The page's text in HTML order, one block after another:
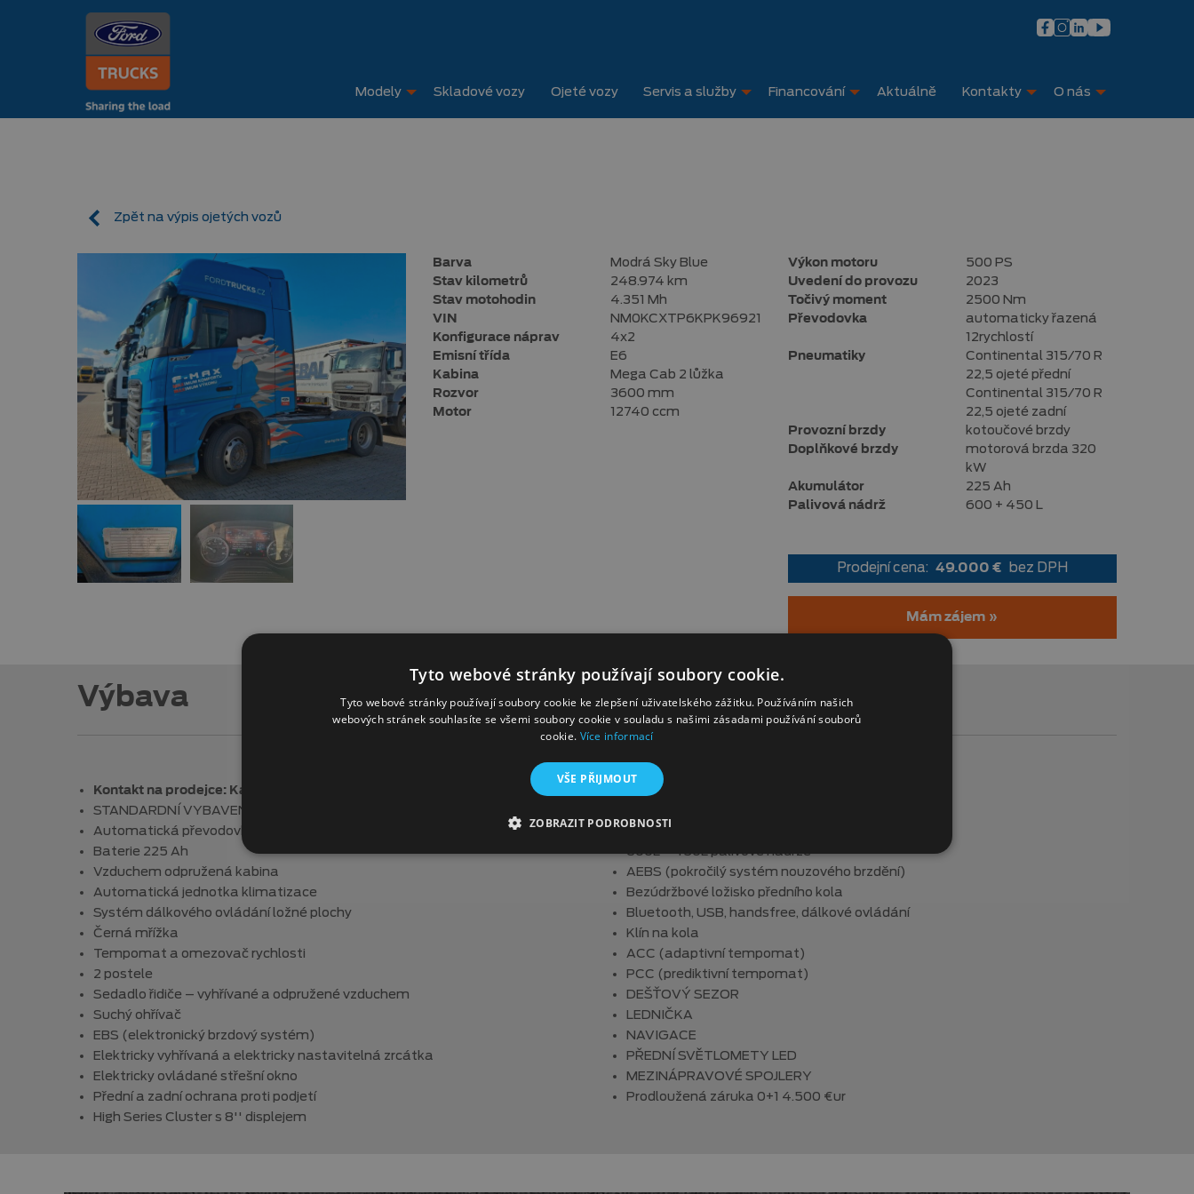
Modely Skladové vozy Ojeté vozy Servis a služby Financování Aktuálně Kontakty O nás
Zpět na výpis ojetých vozů
Barva
Modrá Sky Blue
Stav kilometrů
248.974 km
Stav motohodin
4.351 Mh
VIN
NM0KCXTP6KPK96921
Konfigurace náprav
4x2
Emisní třída
E6
Kabina
Mega Cab 2 lůžka
Rozvor
3600 mm
Motor
12740 ccm
Výkon motoru
500 PS
Uvedení do provozu
2023
Točivý moment
2500 Nm
Převodovka
automaticky řazená
12rychlostí
Pneumatiky
Continental 315/70 R
22,5 ojeté přední
Continental 315/70 R
22,5 ojeté zadní
Provozní brzdy
kotoučové brzdy
Doplňkové brzdy
motorová brzda 320
kW
Akumulátor
225 Ah
Palivová nádrž
600 + 450 L
Prodejní cena: 49.000 € bez DPH
Mám zájem »
Výbava
Kontakt na prodejce: Karel Tovačovský, +420 604 202 239
STANDARDNÍ VYBAVENÍ
Automatická převodovka
Baterie 225 Ah
Vzduchem odpružená kabina
Automatická jednotka klimatizace
Systém dálkového ovládání ložné plochy
Černá mřížka
Tempomat a omezovač rychlosti
2 postele
Sedadlo řidiče – vyhřívané a odpružené vzduchem
Suchý ohřívač
EBS (elektronický brzdový systém)
Elektricky vyhřívaná a elektricky nastavitelná zrcátka
Elektricky ovládané střešní okno
Přední a zadní ochrana proti podjetí
High Series Cluster s 8'' displejem
Systém varování při opuštění jízdního pruhu
Výška točny 1 150 mm
600L + 450L palivové nádrže
AEBS (pokročilý systém nouzového brzdění)
Bezúdržbové ložisko předního kola
Bluetooth, USB, handsfree, dálkové ovládání
Klín na kola
ACC (adaptivní tempomat)
PCC (prediktivní tempomat)
DEŠŤOVÝ SEZOR
LEDNIČKA
NAVIGACE
PŘEDNÍ SVĚTLOMETY LED
MEZINÁPRAVOVÉ SPOJLERY
Prodloužená záruka 0+1 4.500 €ur
Tyto webové stránky používají soubory cookie.
Tyto webové stránky používají soubory cookie ke zlepšení uživatelského zážitku. Používáním našich
webových stránek souhlasíte se všemi soubory cookie v souladu s našimi zásadami používání souborů
cookie. Více informací
VŠE PŘIJMOUT
ZOBRAZIT PODROBNOSTI